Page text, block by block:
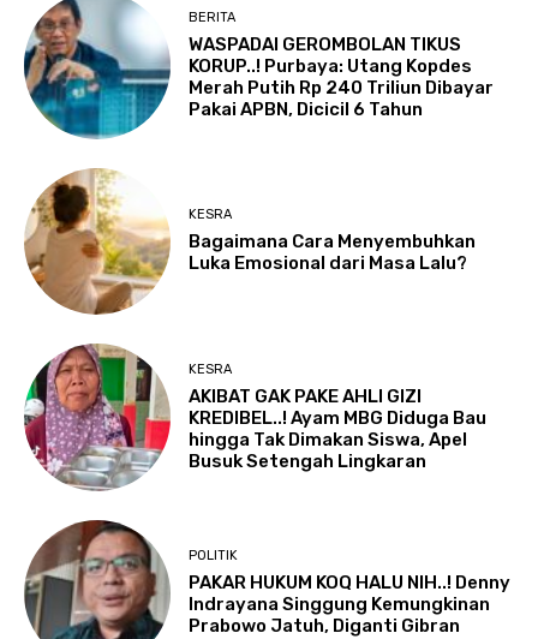
BERITA
WASPADAI GEROMBOLAN TIKUS
KORUP..! Purbaya: Utang Kopdes
Merah Putih Rp 240 Triliun Dibayar
Pakai APBN, Dicicil 6 Tahun
KESRA
Bagaimana Cara Menyembuhkan
Luka Emosional dari Masa Lalu?
KESRA
AKIBAT GAK PAKE AHLI GIZI
KREDIBEL..! Ayam MBG Diduga Bau
hingga Tak Dimakan Siswa, Apel
Busuk Setengah Lingkaran
POLITIK
PAKAR HUKUM KOQ HALU NIH..! Denny
Indrayana Singgung Kemungkinan
Prabowo Jatuh, Diganti Gibran